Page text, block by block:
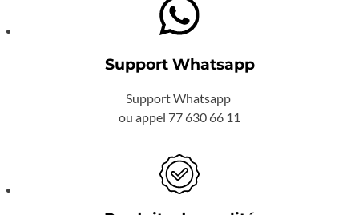
Support Whatsapp
Support Whatsapp
ou appel 77 630 66 11